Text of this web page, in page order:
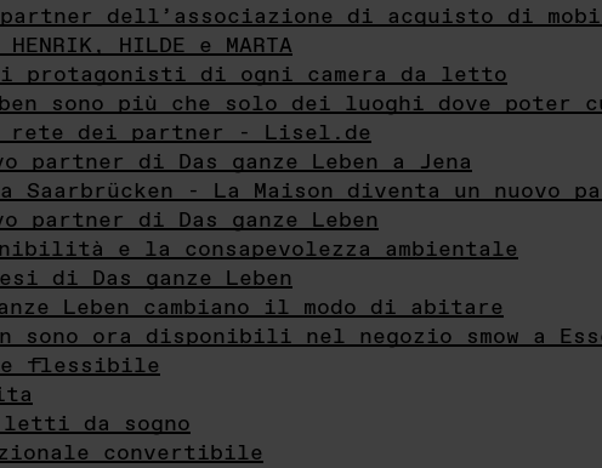
dell’associazione di acquisto di
HILDE e MARTA
i protagonisti di ogni camera da letto
sono più che solo dei luoghi dove poter
rete dei partner - Lisel.de
di Das ganze Leben a Jena
Saarbrücken - La Maison diventa un nuovo
di Das ganze Leben
e la consapevolezza ambientale
di Das ganze Leben
Leben cambiano il modo di abitare
sono ora disponibili nel negozio smow a
flessibile
letti da sogno
convertibile